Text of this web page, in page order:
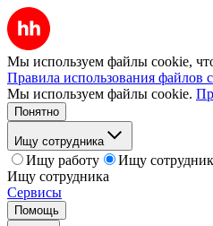
Мы используем файлы cookie,
Правила использования файлов
Мы используем файлы cookie.
Понятно
Ищу сотрудника
Ищу работу
Ищу
Ищу сотрудника
Сервисы
Помощь